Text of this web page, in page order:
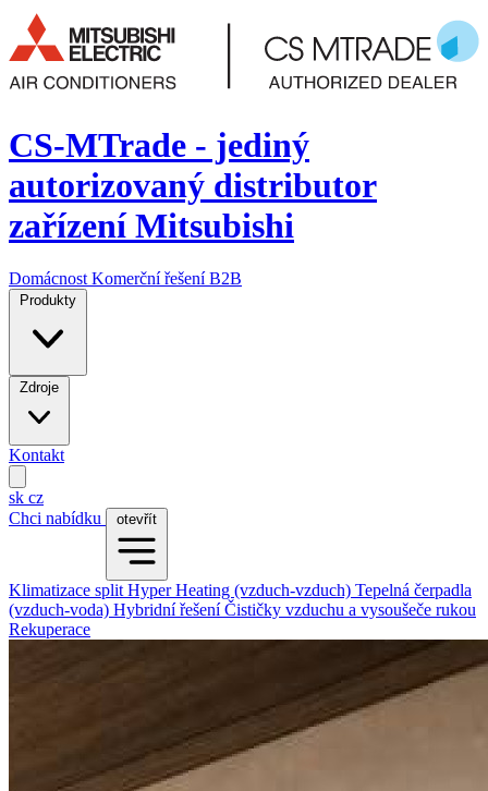
CS-MTrade - jediný
autorizovaný distributor
zařízení Mitsubishi
Domácnost Komerční řešeníB2B
Produkty
Zdroje
Kontakt
sk cz
Chci nabídku
otevřít
Klimatizace split Hyper Heating (vzduch-vzduch) Tepelná čerpadla
(vzduch-voda) Hybridní řešeníČističky vzduchu a vysoušeče rukou
Rekuperace